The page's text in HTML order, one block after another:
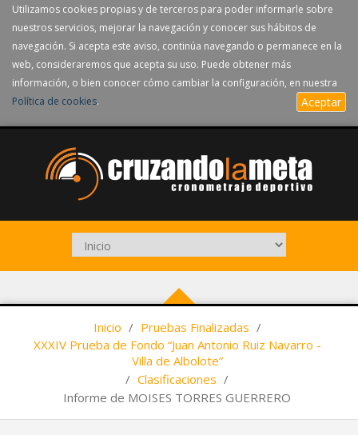
Utilizamos cookies propias y de terceros para poder informarle sobre
nuestros servicios, mejorar la navegación y conocer sus hábitos de
navegación. Si acepta este aviso, continúa navegando o permanece en la
web, consideraremos que acepta su uso. Puede obtener más
información, o bien conocer cómo cambiar la configuración, en nuestra
Política de cookies. Aceptar
Inicio / Pruebas Finalizadas /
XXXIV Prueba de Fondo “Juan Antonio Ruiz Navarro -
Villa de Albolote”
/ Clasificaciones /
Informe de MOISES TORRES GUERRERO